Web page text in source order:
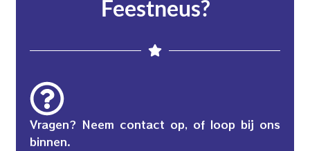
Feestneus?
Vragen? Neem contact op, of loop bij ons
binnen.